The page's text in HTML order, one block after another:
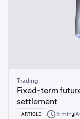
Trading
Fixed-term
settlement
ARTICLE 6 min